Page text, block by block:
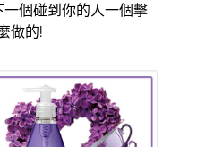
個碰到你的人一個擊
做的!